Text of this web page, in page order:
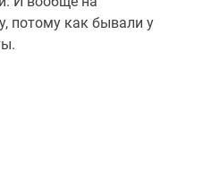
потому как бывали у